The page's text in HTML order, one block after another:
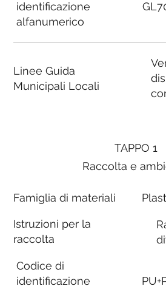
identificazione
alfanumerico
Linee Guida
Municipali Locali
TAPPO 1
Raccolta e
Famiglia di materiali
Istruzioni per la
raccolta
Codice di
identificazione